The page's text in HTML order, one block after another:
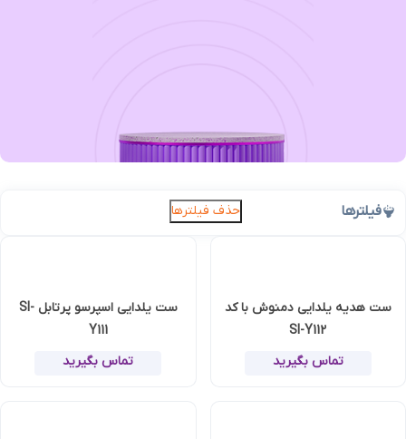
فیلترها حذف فیلترها
ست هدیه یلدایی دمنوش با کد
SI-Y112
تماس بگیرید
ست یلدایی اسپرسو پرتابل SI-
Y111
تماس بگیرید